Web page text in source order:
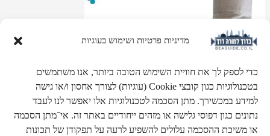
מדיניות פרטיות ושימוש בעוגיות
כדי לספק לך את חוויית השימוש הטובה ביותר, אנו משתמשים
בטכנולוגיות כגון קובצי Cookie (עוגיות) לצורך אחסון ו/או גישה
למידע במכשירך. מתן הסכמה לטכנולוגיות אלו יאפשר לנו לעבד
נתונים כגון דפוסי גלישה או מזהים ייחודיים באתר זה. אי־מתן הסכמה
או משיכת ההסכמה עלולים להשפיע לרעה על תפקודן של תכונות
קבוצות סיור (חלק ב')
הצעות למסלולי סיור
ובהם אתרים ונקודות הדרכה.